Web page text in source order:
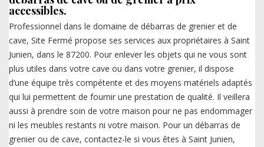
accessibles.
Professionnel dans le domaine de débarras de grenier et de
cave, Site Fermé propose ses services aux propriétaires à Saint
Junien, dans le 87200. Pour enlever les objets qui ne vous sont
plus utiles dans votre cave ou dans votre grenier, il dispose
d’une équipe très compétente et des moyens matériels adaptés
qui lui permettent de fournir une prestation de qualité. Il veillera
aussi à prendre soin de votre maison pour ne pas endommager
ni les meubles restants ni votre maison. Pour un débarras de
grenier ou de cave, contactez-le si vous êtes à Saint Junien,